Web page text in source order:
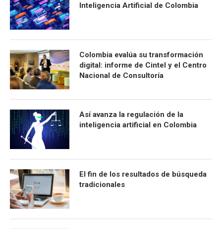
Inteligencia Artificial de Colombia
Colombia evalúa su transformación
digital: informe de Cintel y el Centro
Nacional de Consultoría
Así avanza la regulación de la
inteligencia artificial en Colombia
El fin de los resultados de búsqueda
tradicionales